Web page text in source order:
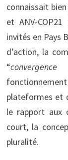
connaissait
et ANV-
invités en Pays
d’action, la
“
plateformes et
le rapport aux
court, la
pluralité.